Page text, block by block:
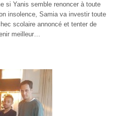
si Yanis semble renoncer à toute
insolence, Samia va investir toute
scolaire annoncé et tenter de
meilleur…